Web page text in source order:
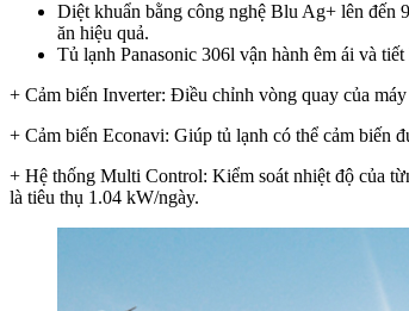
Diệt khuẩn bằng công nghệ Blu Ag+ lên đến
ăn hiệu quả.
Tủ lạnh Panasonic 306l vận hành êm ái và
+ Cảm biến Inverter: Điều chỉnh vòng quay của
+ Cảm biến Econavi: Giúp tủ lạnh có thể cảm biến
+ Hệ thống Multi Control: Kiểm soát nhiệt độ của
là tiêu thụ 1.04 kW/ngày.